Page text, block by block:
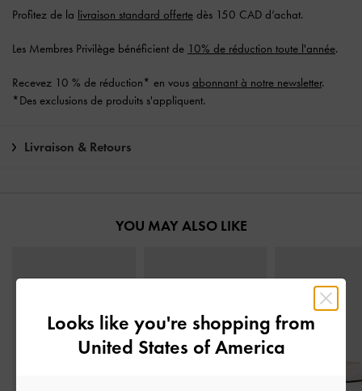
Profitez de la livraison standard offerte dès 150 CAD d’achat.
Les Membres Privilège bénéficient de 10% de réduction toute l'année.
Recevez 10 % de réduction* en vous abonnant à notre newsletter.
*Des exclusions de produits s'appliquent.
Livraison & Retours
YOU MAY ALSO LIKE
Looks like you're shopping from
United States of America